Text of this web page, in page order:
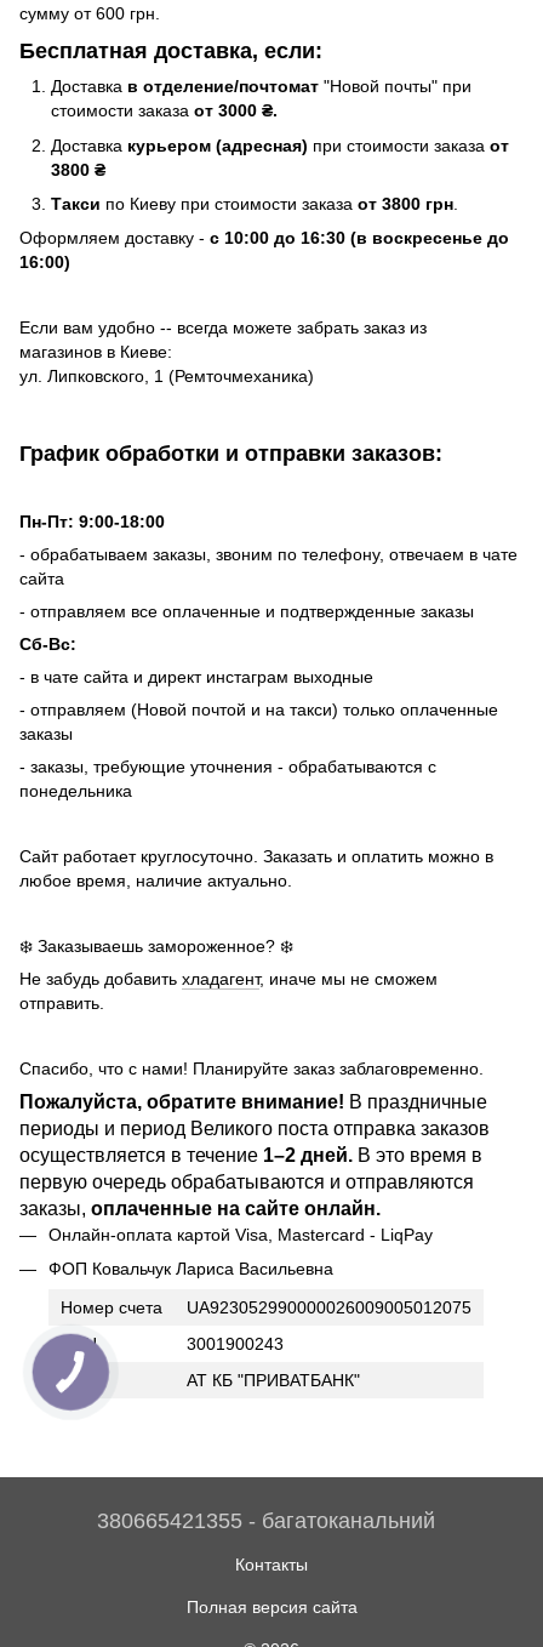
сумму от 600 грн.
Бесплатная доставка, если:
Доставка в отделение/почтомат "Новой почты" при
стоимости заказа от 3000 ₴.
Доставка курьером (адресная) при стоимости заказа от
3800 ₴
Такси по Киеву при стоимости заказа от 3800 грн
Оформляем доставку - с 10:00 до 16:30 (в воскресенье до
16:00)
Если вам удобно -- всегда можете забрать заказ из
магазинов в Киеве:
ул. Липковского, 1 (Ремточмеханика)
График обработки и отправки заказов:
Пн-Пт: 9:00-18:00
- обрабатываем заказы, звоним по телефону, отвечаем в чате
сайта
- отправляем все оплаченные и подтвержденные заказы
Сб-Вс:
- в чате сайта и директ инстаграм выходные
- отправляем (Новой почтой и на такси) только оплаченные
заказы
- заказы, требующие уточнения - обрабатываются с
понедельника
Сайт работает круглосуточно. Заказать и оплатить можно в
любое время, наличие актуально.
❄️ Заказываешь замороженное? ❄️
Не забудь добавить хладагент, иначе мы не сможем
отправить.
Спасибо, что с нами! Планируйте заказ заблаговременно.
Пожалуйста, обратите внимание! В праздничные
периоды и период Великого поста отправка заказов
осуществляется в течение 1–2 дней. В это время в
первую очередь обрабатываются и отправляются
заказы, оплаченные на сайте онлайн.
Онлайн-оплата картой Visa, Mastercard - LiqPay
ФОП Ковальчук Лариса Васильевна
Номер счета
UA923052990000026009005012075
ИНН
3001900243
Банк
АТ КБ "ПРИВАТБАНК"
380665421355 - багатоканальний
Контакты
Полная версия сайта